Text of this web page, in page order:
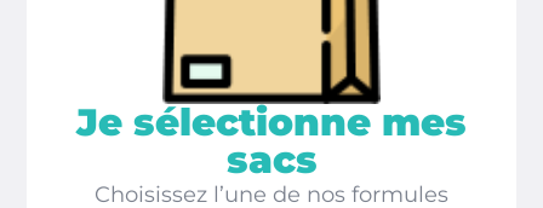
Je sélectionne mes
sacs
Choisissez l’une de nos formules